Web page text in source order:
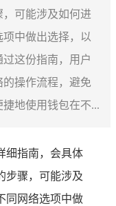
，可能涉及如何进
中做出选择，以
这份指南，用户
的操作流程，避免
地使用钱包在不...
细指南，会具体
步骤，可能涉及
同网络选项中做